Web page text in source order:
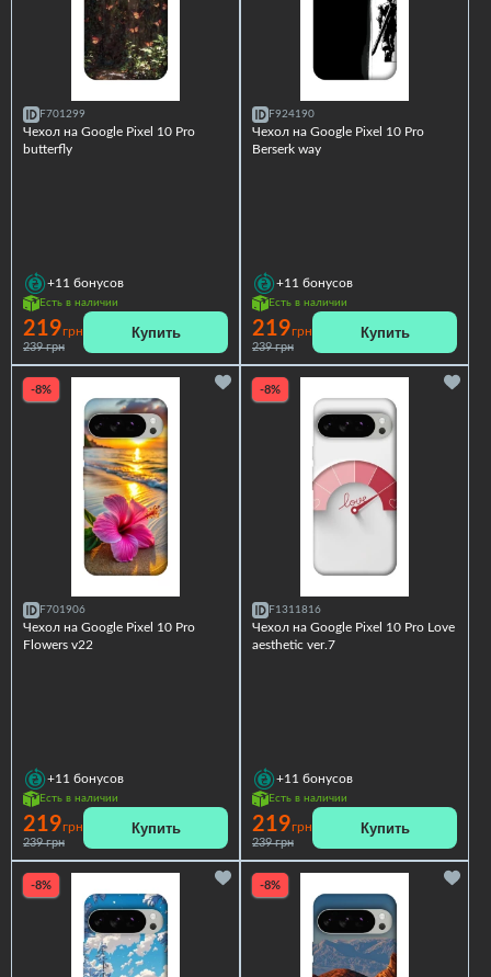
F701299
Чехол на Google Pixel 10 Pro
butterfly
+11 бонусов
Есть в наличии
219грн
239 грн
Купить
F924190
Чехол на Google Pixel 10 Pro
Berserk way
+11 бонусов
Есть в наличии
219грн
239 грн
Купить
-8%
F701906
Чехол на Google Pixel 10 Pro
Flowers v22
+11 бонусов
Есть в наличии
219грн
239 грн
Купить
-8%
F1311816
Чехол на Google Pixel 10 Pro Love
aesthetic ver.7
+11 бонусов
Есть в наличии
219грн
239 грн
Купить
-8% -8%